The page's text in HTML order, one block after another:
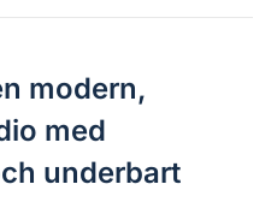
modern,
med
underbart